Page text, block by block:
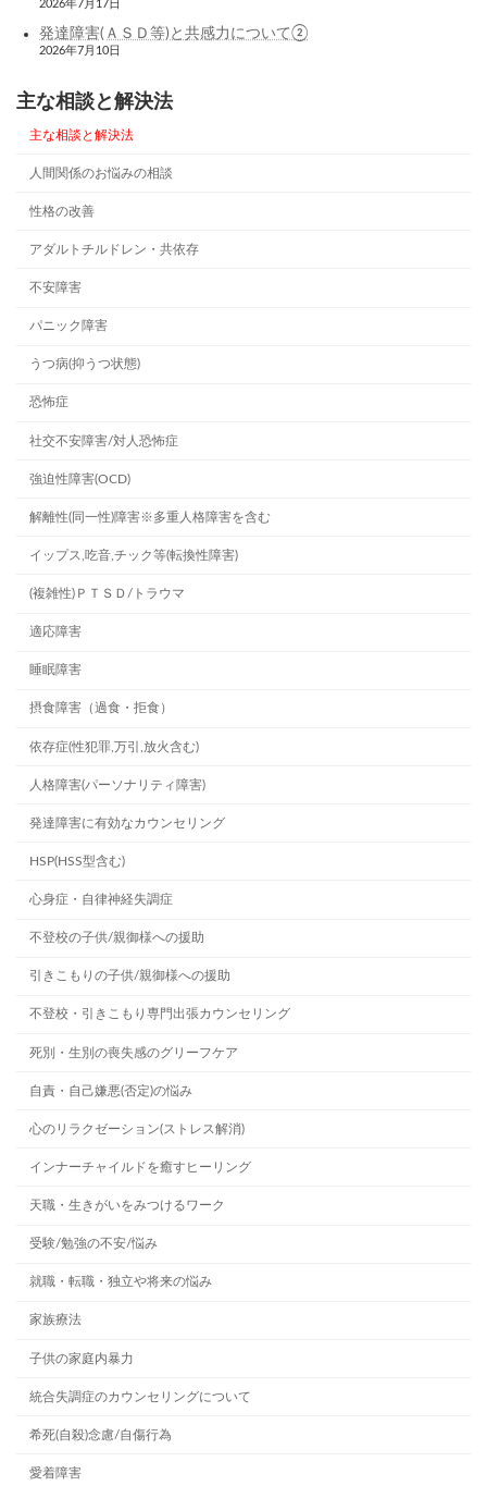
2026年7月17日
発達障害(ＡＳＤ等)と共感力について②
2026年7月10日
主な相談と解決法
主な相談と解決法
人間関係のお悩みの相談
性格の改善
アダルトチルドレン・共依存
不安障害
パニック障害
うつ病(抑うつ状態)
恐怖症
社交不安障害/対人恐怖症
強迫性障害(OCD)
解離性(同一性)障害※多重人格障害を含む
イップス,吃音,チック等(転換性障害)
(複雑性)ＰＴＳＤ/トラウマ
適応障害
睡眠障害
摂食障害（過食・拒食）
依存症(性犯罪,万引,放火含む)
人格障害(パーソナリティ障害)
発達障害に有効なカウンセリング
HSP(HSS型含む)
心身症・自律神経失調症
不登校の子供/親御様への援助
引きこもりの子供/親御様への援助
不登校・引きこもり専門出張カウンセリング
死別・生別の喪失感のグリーフケア
自責・自己嫌悪(否定)の悩み
心のリラクゼーション(ストレス解消)
インナーチャイルドを癒すヒーリング
天職・生きがいをみつけるワーク
受験/勉強の不安/悩み
就職・転職・独立や将来の悩み
家族療法
子供の家庭内暴力
統合失調症のカウンセリングについて
希死(自殺)念慮/自傷行為
愛着障害